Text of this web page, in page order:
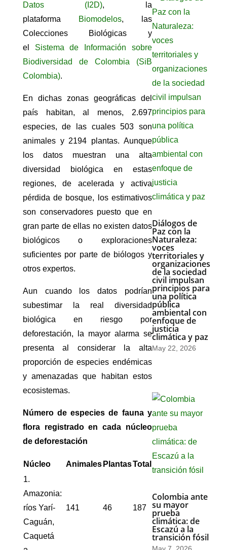
Datos (I2D), la
plataforma
Biomodelos, las
Colecciones Biológicas y
el Sistema de Información sobre
Biodiversidad de Colombia (SiB
Colombia).
En dichas zonas geográficas del
país habitan, al menos, 2.697
especies, de las cuales 503 son
animales y 2194 plantas. Aunque
los datos muestran una alta
diversidad biológica en estas
regiones, de acelerada y activa
pérdida de bosque, los estimativos
son conservadores puesto que en
gran parte de ellas no existen datos
biológicos o exploraciones
suficientes por parte de biólogos y
otros expertos.
Aun cuando los datos podrían
subestimar la real diversidad
biológica en riesgo por
deforestación, la mayor alarma se
presenta al considerar la alta
proporción de especies endémicas
y amenazadas que habitan estos
ecosistemas.
Número de especies de fauna y
flora registrado en cada núcleo
de deforestación
Núcleo Animales PlantasTotal
1.
Amazonia:
ríos Yarí-
Caguán,
Caquetá
141 46 187
Diálogos de
Paz con la
Naturaleza:
voces
territoriales y
organizaciones
de la sociedad
civil impulsan
principios para
una política
pública
ambiental con
enfoque de
justicia
climática y paz
May 22, 2026
Colombia ante
su mayor
prueba
climática: de
Escazú a la
transición fósil